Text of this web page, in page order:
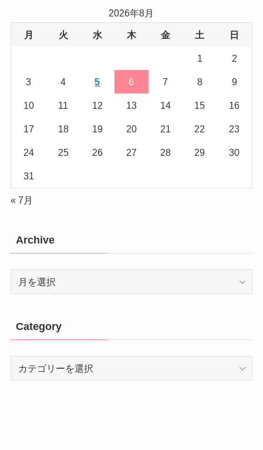
2026年8月
月 火 水 木 金 土 日
1 2
3 4 5 6 7 8 9
10 11 12 13 14 15 16
17 18 19 20 21 22 23
24 25 26 27 28 29 30
31
« 7月
Archive
Archive
Category
Category